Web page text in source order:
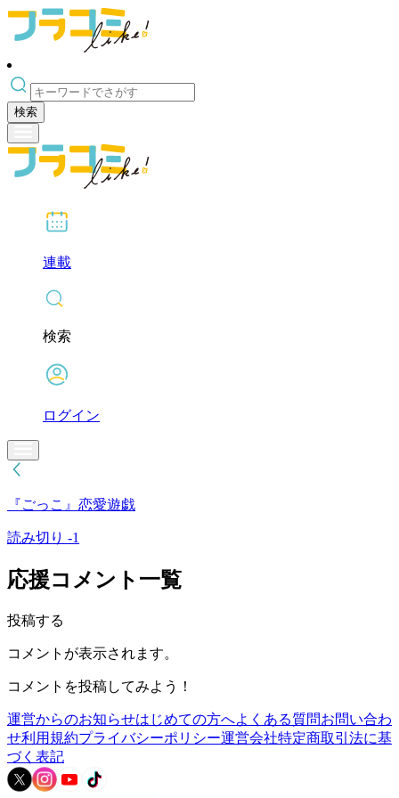
検索
連載
検索
ログイン
『ごっこ』恋愛遊戯
読み切り -1
応援コメント一覧
投稿する
コメントが表示されます。
コメントを投稿してみよう！
運営からのお知らせはじめての方へよくある質問お問い合わ
せ利用規約プライバシーポリシー運営会社特定商取引法に基
づく表記